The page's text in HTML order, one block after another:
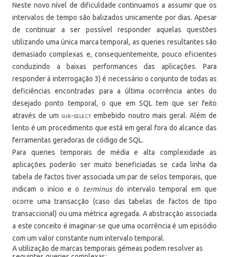
Neste novo nível de dificuldade continuamos a assumir que os
intervalos de tempo são balizadosunicamente por dias. Apesar
de continuar a ser possível responder aquelas questões
utilizando uma única marca temporal, as queries resultantes são
demasiado complexas e, consequentemente, pouco eficientes
conduzindo a baixas performances das aplicações. Para
responder à interrogação 3) é necessário o conjunto de todas as
deficiências encontradas para a última ocorrência antes do
desejado ponto temporal, o que em SQL tem que ser feito
através de umsub-select embebido noutro mais geral. Além de
lento é um procedimento que está em geral fora do alcance das
ferramentas geradoras de código de SQL.
Para queries temporais de média e alta complexidade as
aplicações poderão ser muito beneficiadas se cada linha da
tabela de factos tiver associada um par de selos temporais, que
indicam o início e o terminusdo intervalo temporal em que
ocorre uma transacção (caso das tabelas de factos de tipo
transaccional) ou uma métrica agregada. A abstracção associada
a este conceito é imaginar-se que uma ocorrência é um episódio
com um valor constante num intervalo temporal.
A utilização de marcas temporais gémeas podem resolver as